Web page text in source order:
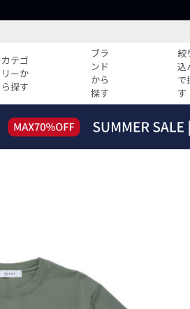
カテゴ
リーか
ら探す
ブラ
ンド
から
探す
絞
込
で
す
すべての記事
バイヤーズ レコメンド
今週の別注アイテム